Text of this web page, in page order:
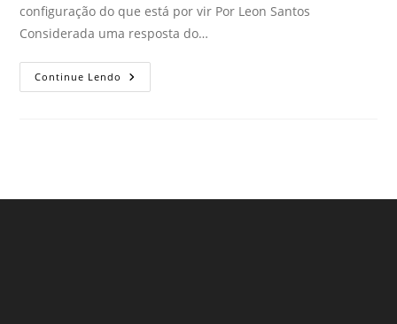
configuração do que está por vir Por Leon Santos
Considerada uma resposta do…
Continue Lendo